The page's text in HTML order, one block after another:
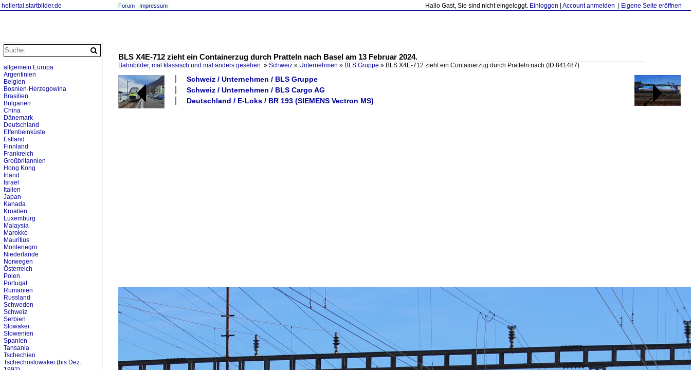
hellertal.startbilder.de Hallo Gast, Sie sind nicht eingeloggt. Einloggen Account anmelden Eigene Seite eröffnen
Forum Impressum
BLS X4E-712 zieht ein Containerzug durch Pratteln nach Basel am 13 Februar 2024.
Bahnbilder, mal klassisch und mal anders gesehen. » Schweiz » Unternehmen » BLS Gruppe » BLS X4E-712 zieht ein Containerzug durch Pratteln nach (ID 841487)
Schweiz / Unternehmen / BLS Gruppe
Schweiz / Unternehmen / BLS Cargo AG
Deutschland / E-Loks / BR 193 (SIEMENS Vectron MS)
allgemein Europa
Argentinien
Belgien
Bosnien-Herzegowina
Brasilien
Bulgarien
China
Dänemark
Deutschland
Elfenbeinküste
Estland
Finnland
Frankreich
Großbritannien
Hong Kong
Irland
Israel
Italien
Japan
Kanada
Kroatien
Luxemburg
Malaysia
Marokko
Mauritius
Montenegro
Niederlande
Norwegen
Österreich
Polen
Portugal
Rumänien
Russland
Schweden
Schweiz
Serbien
Slowakei
Slowenien
Spanien
Tansania
Tschechien
Tschechoslowakei (bis Dez.